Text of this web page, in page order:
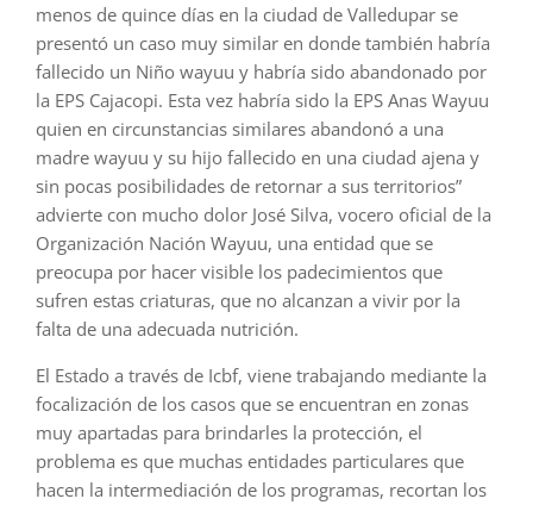
menos de quince días en la ciudad de Valledupar se
presentó un caso muy similar en donde también habría
fallecido un Niño wayuu y habría sido abandonado por
la EPS Cajacopi. Esta vez habría sido la EPS Anas Wayuu
quien en circunstancias similares abandonó a una
madre wayuu y su hijo fallecido en una ciudad ajena y
sin pocas posibilidades de retornar a sus territorios”
advierte con mucho dolor José Silva, vocero oficial de la
Organización Nación Wayuu, una entidad que se
preocupa por hacer visible los padecimientos que
sufren estas criaturas, que no alcanzan a vivir por la
falta de una adecuada nutrición.
El Estado a través de Icbf, viene trabajando mediante la
focalización de los casos que se encuentran en zonas
muy apartadas para brindarles la protección, el
problema es que muchas entidades particulares que
hacen la intermediación de los programas, recortan los